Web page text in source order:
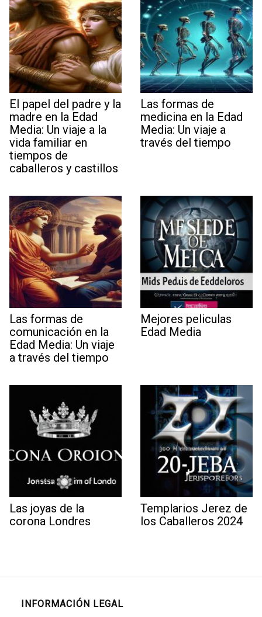
El papel del padre y la
madre en la Edad
Media: Un viaje a la
vida familiar en
tiempos de
caballeros y castillos
Las formas de
medicina en la Edad
Media: Un viaje a
través del tiempo
Las formas de
comunicación en la
Edad Media: Un viaje
a través del tiempo
Mejores peliculas
Edad Media
Las joyas de la
corona Londres
Templarios Jerez de
los Caballeros 2024
INFORMACIÓN LEGAL